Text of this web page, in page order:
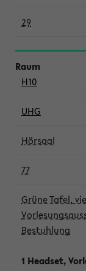
29
H10
UHG
Hörsaal
77
Grüne Tafel,
Bestuhlung
1 Headset,